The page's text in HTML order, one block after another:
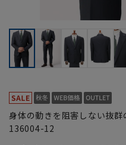
身体の動きを阻害しない抜群
136004-12